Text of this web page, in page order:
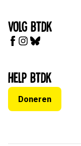
Volg BTDK
Help BTDK
Doneren